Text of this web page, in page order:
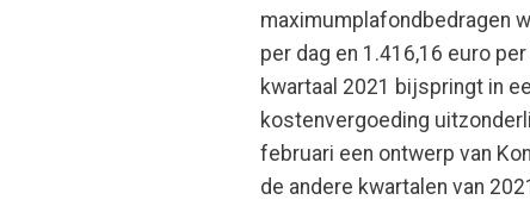
maximumplafondbedragen
per dag en 1.416,16 euro
kwartaal 2021 bijspringt in
kostenvergoeding
februari een ontwerp van
de andere kwartalen van